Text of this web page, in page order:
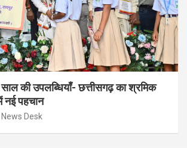
की उपलब्धियाँ- छत्तीसगढ़ का श्रमिक
नई पहचान
News Desk